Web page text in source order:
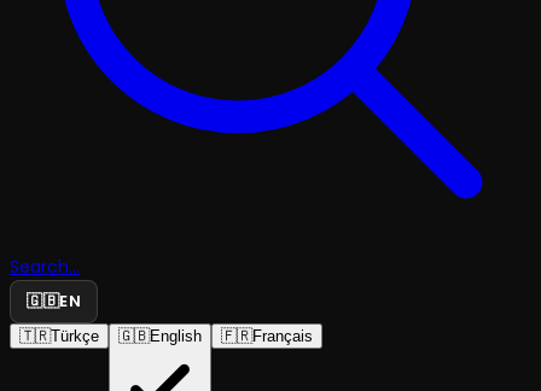
Search...
🇬🇧EN
🇹🇷Türkçe 🇬🇧English 🇫🇷Français